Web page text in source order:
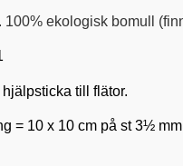
ekologisk bomull
till flätor.
= 10 x 10 cm på st 3½